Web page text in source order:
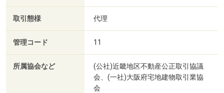
取引態様 代理
管理コード 11
所属協会など
(公社)近畿地区不動産公正取引協議
会、(一社)大阪府宅地建物取引業協
会